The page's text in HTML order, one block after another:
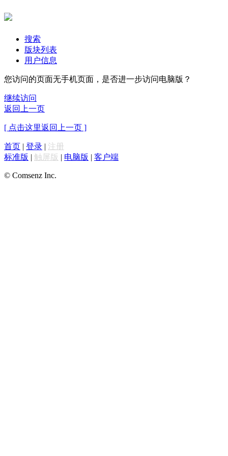
搜索
版块列表
用户信息
您访问的页面无手机页面，是否进一步访问电脑版？
继续访问
返回上一页
[ 点击这里返回上一页 ]
首页 | 登录 | 注册
标准版 | 触屏版 | 电脑版 | 客户端
© Comsenz Inc.